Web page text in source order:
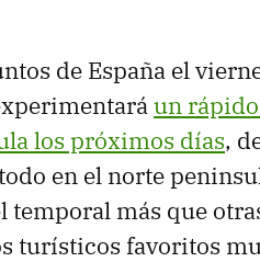
de España el
un
los próximos días,
en el norte
temporal más que
turísticos favoritos